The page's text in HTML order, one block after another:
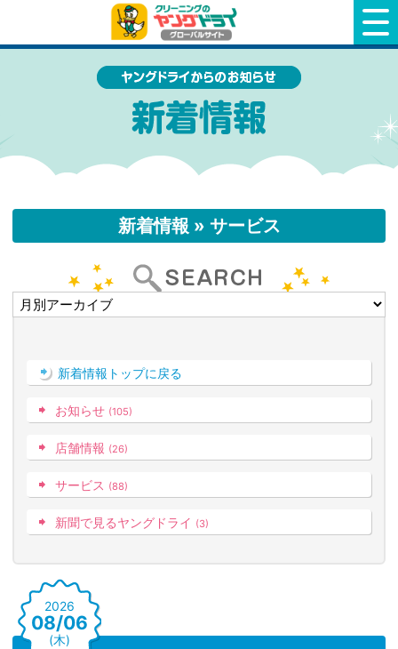
クリーニングのヤングドライ
新着情報 » サービス
新着情報トップに戻る
お知らせ (105)
店舗情報 (26)
サービス (88)
新聞で見るヤングドライ (3)
2026
08/06
(木)